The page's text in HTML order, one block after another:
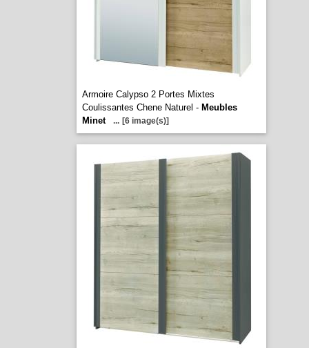
Armoire Calypso 2 Portes Mixtes
Coulissantes Chene Naturel - Meubles
Minet
... [6 image(s)]